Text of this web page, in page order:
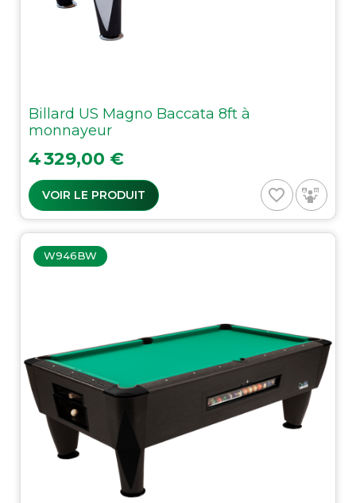
Billard US Magno Baccata 8ft à
monnayeur
Prix
4 329,00 €
VOIR LE PRODUIT favorite_border
W946BW